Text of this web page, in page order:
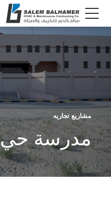
مشاريع تجاريه
مدرسة حي